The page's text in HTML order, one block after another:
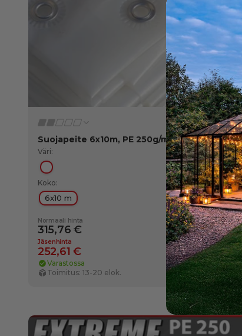
Suojapeite 6x10m, PE 250g/m², Läpikuultava
Väri:
Läpikuultava
Koko:
6x10 m
Normaali hinta
315,76 €
Jäsenhinta
252,61 €
-20%
Varastossa
Toimitus: 13-20 elok.